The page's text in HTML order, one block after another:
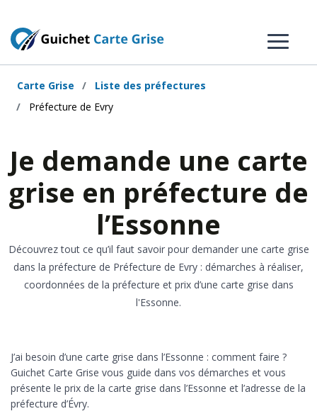
Carte Grise
Liste des préfectures
Préfecture de Evry
Je demande une carte
grise en préfecture de
l’Essonne
Découvrez tout ce qu’il faut savoir pour demander une carte grise
dans la préfecture de Préfecture de Evry : démarches à réaliser,
coordonnées de la préfecture et prix d’une carte grise dans
l'Essonne.
J’ai besoin d’une carte grise dans l’Essonne : comment faire ?
Guichet Carte Grise vous guide dans vos démarches et vous
présente le prix de la carte grise dans l’Essonne et l’adresse de la
préfecture d’Évry.